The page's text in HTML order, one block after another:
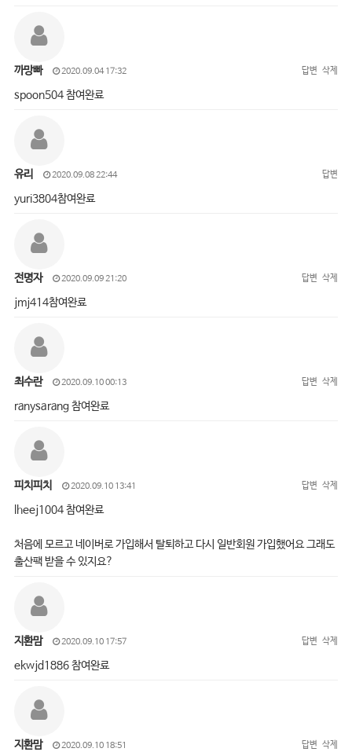
까망빠 2020.09.04 17:32 답변 삭제
spoon504 참여완료
유리 2020.09.08 22:44 답변
yuri3804참여완료
전명자 2020.09.09 21:20 답변 삭제
jmj414참여완료
최수란 2020.09.10 00:13 답변 삭제
ranysarang 참여완료
피치피치 2020.09.10 13:41 답변 삭제
lheej1004 참여완료
처음에 모르고 네이버로 가입해서 탈퇴하고 다시 일반회원 가입했어요 그래도
출산팩 받을 수 있지요?
지환맘 2020.09.10 17:57 답변 삭제
ekwjd1886 참여완료
지환맘 2020.09.10 18:51 답변 삭제